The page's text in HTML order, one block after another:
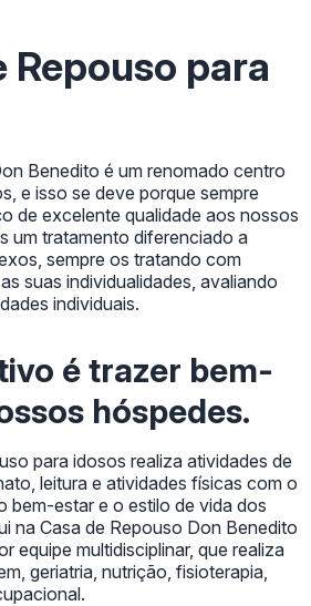
Repouso para
Benedito é um renomado centro
e isso se deve porque sempre
de excelente qualidade aos nossos
um tratamento diferenciado a
sempre os tratando com
suas individualidades, avaliando
individuais.
é trazer bem-
hóspedes.
para idosos realiza atividades de
leitura e atividades físicas com o
bem-estar e o estilo de vida dos
na Casa de Repouso Don Benedito
equipe multidisciplinar, que realiza
geriatria, nutrição, fisioterapia,